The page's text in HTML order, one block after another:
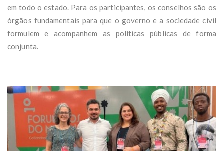
em todo o estado. Para os participantes, os conselhos são os
órgãos fundamentais para que o governo e a sociedade civil
formulem e acompanhem as políticas públicas de forma
conjunta.